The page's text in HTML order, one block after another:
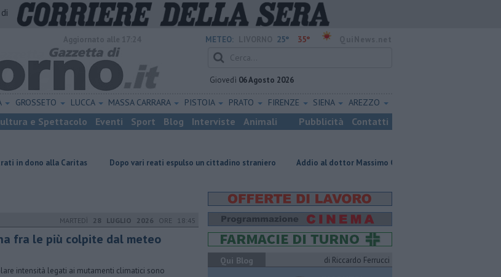
METEO: 25° 35°
Giovedì 06 Agosto 2026
GROSSETO LUCCA MASSA CARRARA PISTOIA PRATO FIRENZE SIENA AREZZO
e Spettacolo Eventi Sport Blog Interviste Animali Pubblicità Contatti
Caritas Dopo vari reati espulso un cittadino straniero Addio al dottor Massimo Campana, il cordoglio
MARTEDÌ 28 LUGLIO 2026 ORE 18:45
fra le più colpite dal meteo
intensità legati ai mutamenti climatici sono
Qui Blog di Riccardo Ferrucci